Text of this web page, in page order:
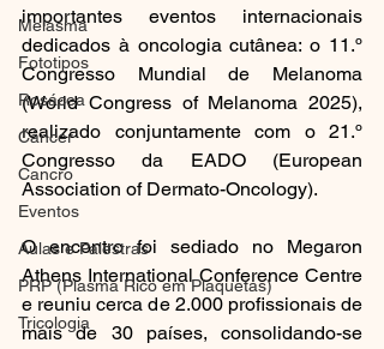
Melasma
Fototipos
Rosácea
Câncer
Cancro
Eventos
Aulas e Palestras
PRP (Plasma Rico em Plaquetas)
Tricologia
importantes eventos internacionais
dedicados à oncologia cutânea: o 11.º
Congresso Mundial de Melanoma
(World Congress of Melanoma 2025),
realizado conjuntamente com o 21.º
Congresso da EADO (European
Association of Dermato-Oncology).
O encontro foi sediado no Megaron
Athens International Conference Centre
e reuniu cerca de 2.000 profissionais de
mais de 30 países, consolidando-se